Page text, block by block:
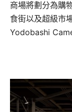
商場將劃分為購
食街以及超級市
Yodobashi